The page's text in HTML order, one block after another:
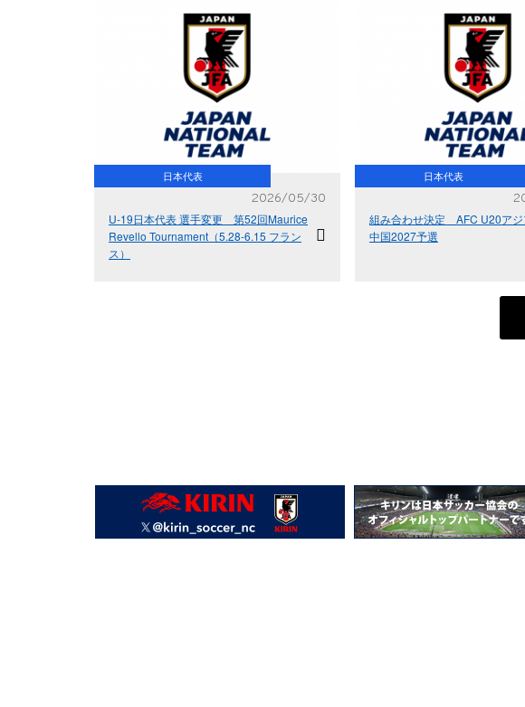
日本代表
2026/05/30
U-19日本代表 選手変更 第52回Maurice
Revello Tournament（5.28-6.15 フラン
ス）
日本代表
組み合わせ決定 AFC U20アジ
中国2027予選